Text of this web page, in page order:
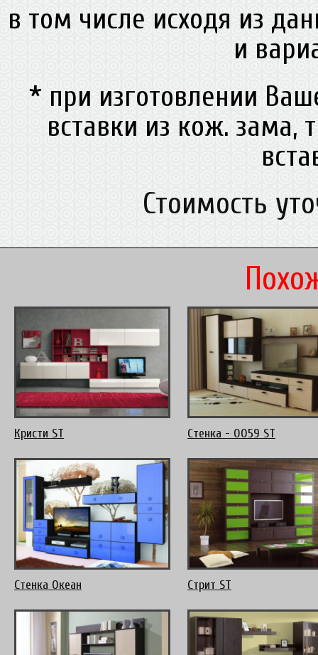
в том числе исходя из
и
* при изготовлении
вставки из кож. зама,
Стоимость
Кристи ST Стенка - 0059 ST
Стенка Океан Стрит ST